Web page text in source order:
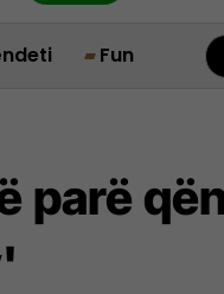
Fun
parë